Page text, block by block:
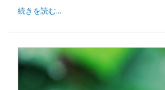
続きを読む...